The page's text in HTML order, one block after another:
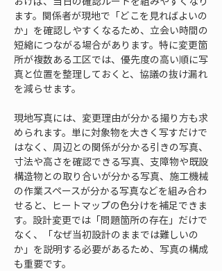
ます。関係者が現地で「どこを見ればよいの
か」を確認しやすくなるため、立会い時間の
短縮につながる場合があります。特に変更箇
所が複数ある工区では、優先度の高い順に写
真と位置を整理しておくと、協議の抜け漏れ
を減らせます。
現地写真には、変更理由が分かる撮り方も求
められます。単に対象物を大きく写すだけで
はなく、周辺との関係が分かる引きの写真、
寸法や高さを確認できる写真、支障物や既設
構造物との取り合いが分かる写真、施工機械
の作業スペースが分かる写真などを組み合わ
せると、ヒートマップの色分けを補足できま
す。設計変更では「問題箇所の存在」だけで
なく、「なぜ当初設計のままでは難しいの
か」を説明する必要があるため、写真の構成
も重要です。